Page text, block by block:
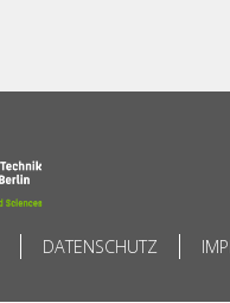
DATENSCHUTZ